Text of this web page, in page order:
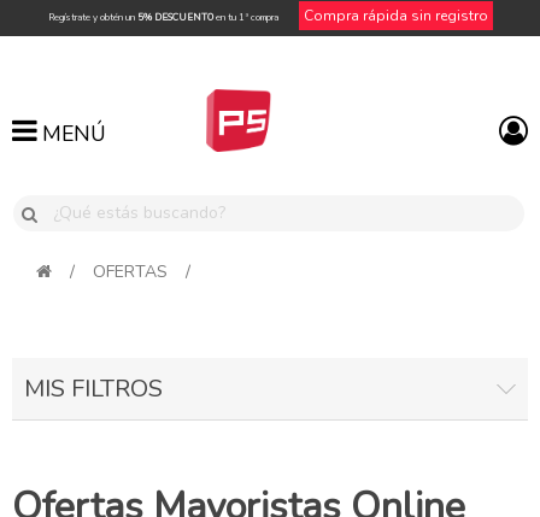
Regístrate y obtén un 5% DESCUENTOen tu 1ª compra Compra rápida sin registro
MENÚ
MENÚ
/ OFERTAS /
MIS FILTROS